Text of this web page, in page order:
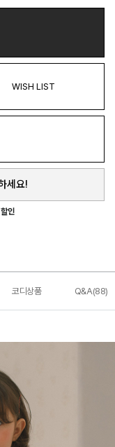
WISH LIST
세요!
인
코디상품 Q&A(88)